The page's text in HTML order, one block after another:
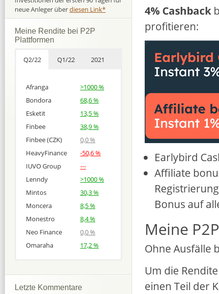
4% Cashback
profitieren:
Earlybird
Affiliate
Bonus auf
Meine
Ohne Ausfälle
Um die
einen Teil der
neue Anleger überdiesen Link*
Meine Rendite bei P2P
Plattformen
Q2/22 Q1/22 2021
Afranga
>1000 %
Bondora
68,6 %
Esketit
13,5 %
Finbee
38,9 %
Finbee (CZK)
0,0 %
HeavyFinance
-50,6 %
IUVO Group
---
Lenndy
>1000 %
Mintos
30,3 %
Moncera
8,5 %
Monestro
8,4 %
Neo Finance
0,0 %
Omaraha
17,2 %
Bondora
Bondora
Letzte Kommentare